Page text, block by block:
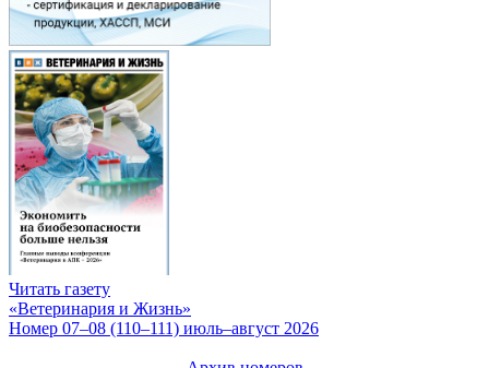
Читать газету
«Ветеринария и Жизнь»
Номер 07–08 (110–111) июль–август 2026